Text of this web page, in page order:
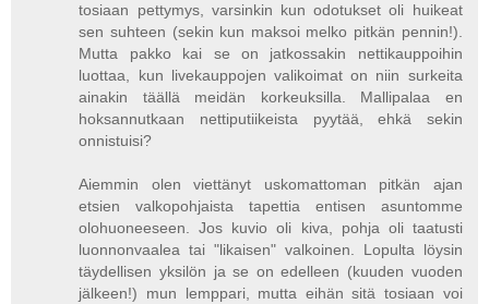
tosiaan pettymys, varsinkin kun odotukset oli huikeat
sen suhteen (sekin kun maksoi melko pitkän pennin!).
Mutta pakko kai se on jatkossakin nettikauppoihin
luottaa, kun livekauppojen valikoimat on niin surkeita
ainakin täällä meidän korkeuksilla. Mallipalaa en
hoksannutkaan nettiputiikeista pyytää, ehkä sekin
onnistuisi?
Aiemmin olen viettänyt uskomattoman pitkän ajan
etsien valkopohjaista tapettia entisen asuntomme
olohuoneeseen. Jos kuvio oli kiva, pohja oli taatusti
luonnonvaalea tai "likaisen" valkoinen. Lopulta löysin
täydellisen yksilön ja se on edelleen (kuuden vuoden
jälkeen!) mun lemppari, mutta eihän sitä tosiaan voi